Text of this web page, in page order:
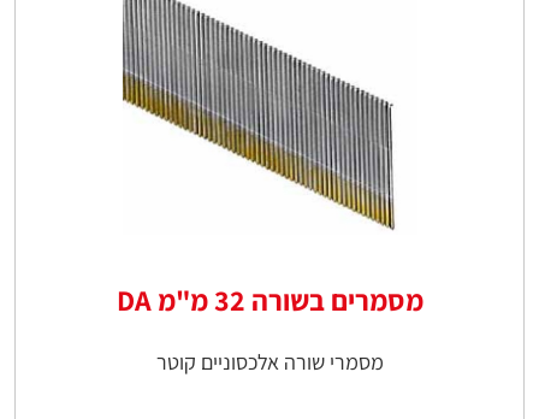
מסמרים בשורה 32 מ"מ DA
מסמרי שורה אלכסוניים קוטר